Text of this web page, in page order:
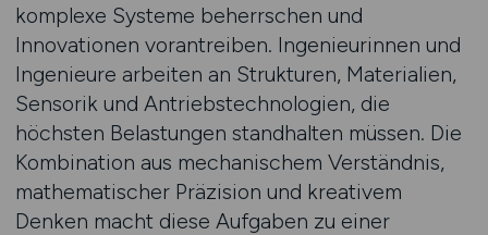
komplexe Systeme beherrschen und
Innovationen vorantreiben. Ingenieurinnen und
Ingenieure arbeiten an Strukturen, Materialien,
Sensorik und Antriebstechnologien, die
höchsten Belastungen standhalten müssen. Die
Kombination aus mechanischem Verständnis,
mathematischer Präzision und kreativem
Denken macht diese Aufgaben zu einer